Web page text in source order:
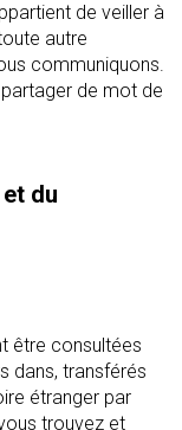
de veiller à
autre
communiquons.
de mot de
du
être consultées
dans, transférés
étranger par
trouvez et